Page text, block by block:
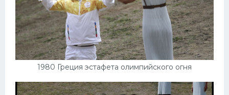
1980 Греция эстафета олимпийского огня